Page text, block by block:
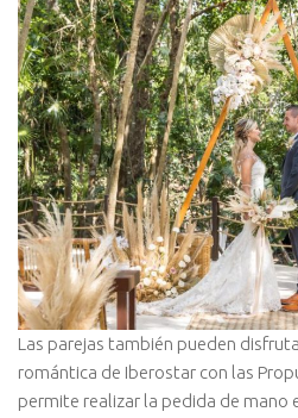
Las parejas también pueden
romántica de Iberostar con las
permite realizar la pedida de mano